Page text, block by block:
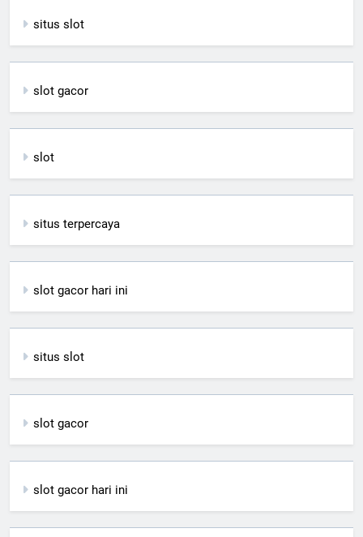
situs slot
slot gacor
slot
situs terpercaya
slot gacor hari ini
situs slot
slot gacor
slot gacor hari ini